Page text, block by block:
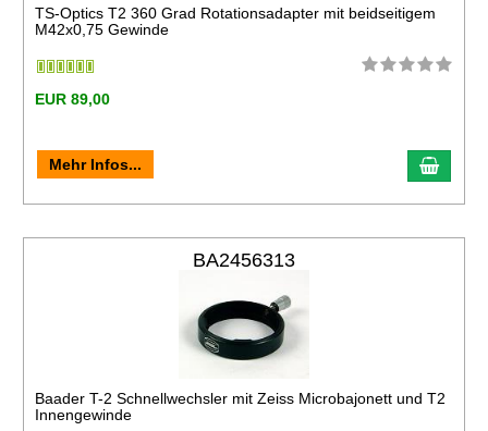
TS-Optics T2 360 Grad Rotationsadapter mit beidseitigem
M42x0,75 Gewinde
EUR 89,00
Mehr Infos...
BA2456313
Baader T-2 Schnellwechsler mit Zeiss Microbajonett und T2
Innengewinde